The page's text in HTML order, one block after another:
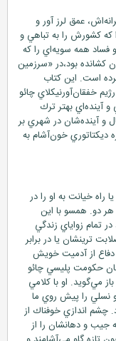
عمق لرز آور و
كشورش را به تباهي و
همه سويه‌اي را كه
بود،‌‌در «سرزمين
است. اين كتاب
چائو
بهتر ترك
آينده‌شان در شهري بر
خون‌آشام به
خيانت به او را در
دو. همسو با اين
تمام زواياي زندگي
يا در برابر
از آدميت خويش
حكومت پليسي چائو
او با كلامي
را پيش روي ما
اندازي خوفناك از
و دهانشان را از